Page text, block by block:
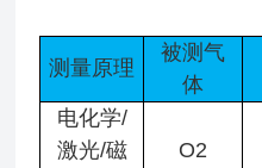
测量原理
被测气
体
电化学/
激光/磁
O2